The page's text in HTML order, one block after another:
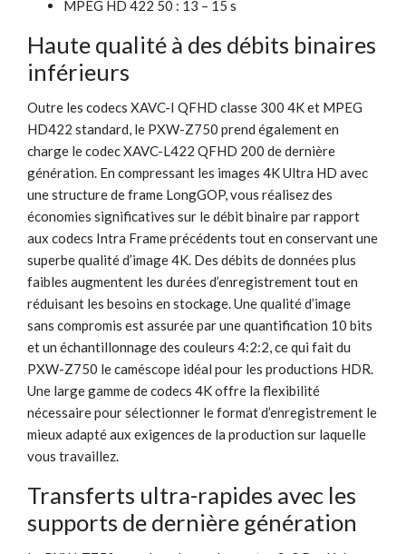
MPEG HD 422 50 : 13 – 15 s
Haute qualité à des débits binaires
inférieurs
Outre les codecs XAVC-I QFHD classe 300 4K et MPEG
HD422 standard, le PXW-Z750 prend également en
charge le codec XAVC-L422 QFHD 200 de dernière
génération. En compressant les images 4K Ultra HD avec
une structure de frame LongGOP, vous réalisez des
économies significatives sur le débit binaire par rapport
aux codecs Intra Frame précédents tout en conservant une
superbe qualité d’image 4K. Des débits de données plus
faibles augmentent les durées d’enregistrement tout en
réduisant les besoins en stockage. Une qualité d’image
sans compromis est assurée par une quantification 10 bits
et un échantillonnage des couleurs 4:2:2, ce qui fait du
PXW-Z750 le caméscope idéal pour les productions HDR.
Une large gamme de codecs 4K offre la flexibilité
nécessaire pour sélectionner le format d’enregistrement le
mieux adapté aux exigences de la production sur laquelle
vous travaillez.
Transferts ultra-rapides avec les
supports de dernière génération